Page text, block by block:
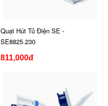
Quạt Hút Tủ Điện SE -
SE8825.230
811,000đ